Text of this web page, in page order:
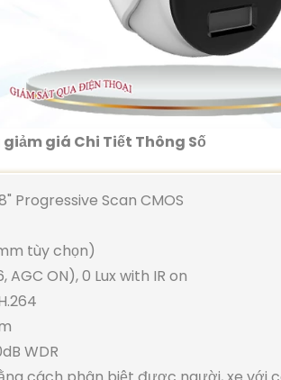
giá Chi Tiết Thông Số
Progressive Scan CMOS
tùy chọn)
AGC ON), 0 Lux with IR on
WDR